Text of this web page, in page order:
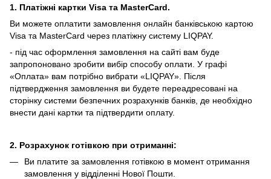
1. Платіжні картки Visa та MasterCard.
Ви можете оплатити замовлення онлайн банківською картою
Visa та MasterCard через платіжну систему LIQPAY.
- під час оформлення замовлення на сайті вам буде
запропоновано зробити вибір способу оплати. У графі
«Оплата» вам потрібно вибрати «LIQPAY». Після
підтвердження замовлення ви будете переадресовані на
сторінку системи безпечних розрахунків банків, де необхідно
внести дані картки та підтвердити оплату.
2. Розрахунок готівкою при отриманні:
Ви платите за замовлення готівкою в момент отримання
замовлення у відділенні Нової Пошти.